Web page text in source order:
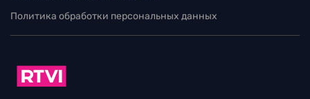
Политика обработки персональных данных